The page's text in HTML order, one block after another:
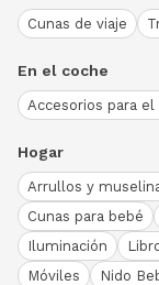
Cunas de viaje
En el coche
Accesorios para el
Hogar
Arrullos y
Cunas para bebé
Iluminación
Móviles
Nido